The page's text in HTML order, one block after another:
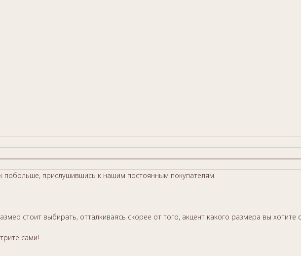
побольше, прислушившись к нашим постоянным покупателям.
стоит выбирать, отталкиваясь скорее от того, акцент какого размера вы хотите
сами!